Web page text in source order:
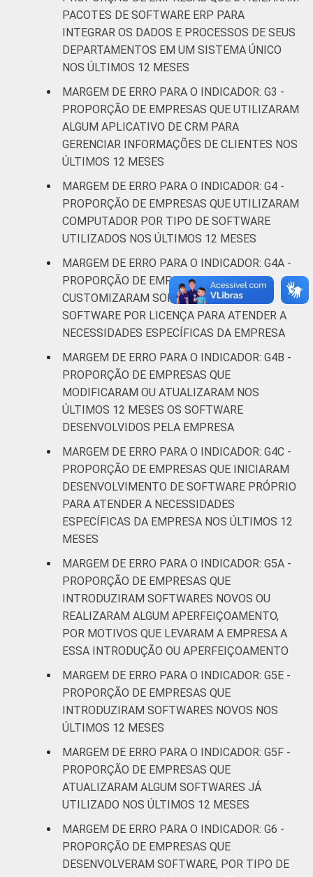
Alojamento e
alimentação
4,2 3,9
imobiliárias;
Atividades
profissionais,
científicas e
técnicas;
Atividades
administrativas
e serviços
complentares
Informação e
Comunicação
4,5 4,5
Artes, cultura,
esporte e
recreação;
atividades de
serviços
4,3 4,2
computador, com 10 ou mais pessoas
ocupadas, que constituem os seguintes
segmentos da CNAE 2.0 (C, F, G, H, I, J, L, M,
N, R e S). Estimativa: 486345 empresas.
Dados coletados entre setembro de 2014 e
março de 2015.
PACOTES DE SOFTWARE ERP PARA
INTEGRAR OS DADOS E PROCESSOS DE SEUS
DEPARTAMENTOS EM UM SISTEMA ÚNICO
NOS ÚLTIMOS 12 MESES
MARGEM DE ERRO PARA O INDICADOR: G3 -
PROPORÇÃO DE EMPRESAS QUE UTILIZARAM
ALGUM APLICATIVO DE CRM PARA
GERENCIAR INFORMAÇÕES DE CLIENTES NOS
ÚLTIMOS 12 MESES
MARGEM DE ERRO PARA O INDICADOR: G4 -
PROPORÇÃO DE EMPRESAS QUE UTILIZARAM
COMPUTADOR POR TIPO DE SOFTWARE
UTILIZADOS NOS ÚLTIMOS 12 MESES
MARGEM DE ERRO PARA O INDICADOR: G4A -
PROPORÇÃO DE EMPRESAS QUE
CUSTOMIZARAM SOFTWARE LIVRE OU
SOFTWARE POR LICENÇA PARA ATENDER A
NECESSIDADES ESPECÍFICAS DA EMPRESA
MARGEM DE ERRO PARA O INDICADOR: G4B -
PROPORÇÃO DE EMPRESAS QUE
MODIFICARAM OU ATUALIZARAM NOS
ÚLTIMOS 12 MESES OS SOFTWARE
DESENVOLVIDOS PELA EMPRESA
MARGEM DE ERRO PARA O INDICADOR: G4C -
PROPORÇÃO DE EMPRESAS QUE INICIARAM
DESENVOLVIMENTO DE SOFTWARE PRÓPRIO
PARA ATENDER A NECESSIDADES
ESPECÍFICAS DA EMPRESA NOS ÚLTIMOS 12
MESES
MARGEM DE ERRO PARA O INDICADOR: G5A -
PROPORÇÃO DE EMPRESAS QUE
INTRODUZIRAM SOFTWARES NOVOS OU
REALIZARAM ALGUM APERFEIÇOAMENTO,
POR MOTIVOS QUE LEVARAM A EMPRESA A
ESSA INTRODUÇÃO OU APERFEIÇOAMENTO
MARGEM DE ERRO PARA O INDICADOR: G5E -
PROPORÇÃO DE EMPRESAS QUE
INTRODUZIRAM SOFTWARES NOVOS NOS
ÚLTIMOS 12 MESES
MARGEM DE ERRO PARA O INDICADOR: G5F -
PROPORÇÃO DE EMPRESAS QUE
ATUALIZARAM ALGUM SOFTWARES JÁ
UTILIZADO NOS ÚLTIMOS 12 MESES
MARGEM DE ERRO PARA O INDICADOR: G6 -
PROPORÇÃO DE EMPRESAS QUE
DESENVOLVERAM SOFTWARE, POR TIPO DE